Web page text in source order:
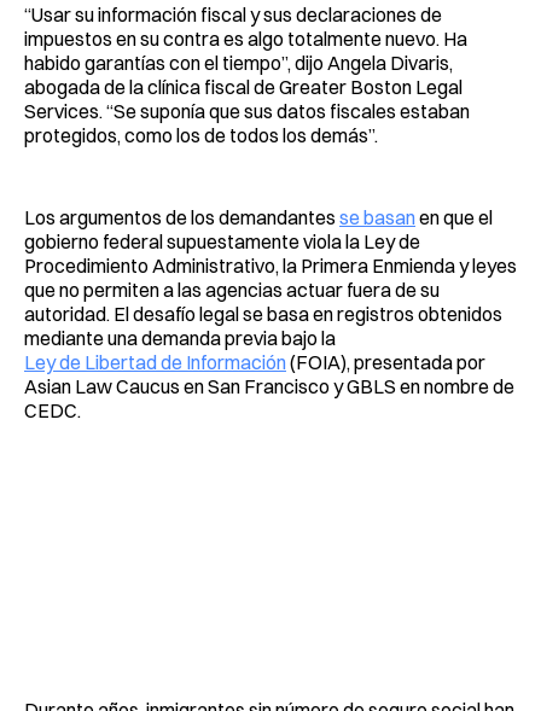
“Usar su información fiscal y sus declaraciones de
impuestos en su contra es algo totalmente nuevo. Ha
habido garantías con el tiempo”, dijo Angela Divaris,
abogada de la clínica fiscal de Greater Boston Legal
Services. “Se suponía que sus datos fiscales estaban
protegidos, como los de todos los demás”.
Los argumentos de los demandantes se basanen que el
gobierno federal supuestamente viola la Ley de
Procedimiento Administrativo, la Primera Enmienda y leyes
que no permiten a las agencias actuar fuera de su
autoridad. El desafío legal se basa en registros obtenidos
mediante una demanda previa bajo la
Ley de Libertad de Información(FOIA), presentada por
Asian Law Caucus en San Francisco y GBLS en nombre de
CEDC.